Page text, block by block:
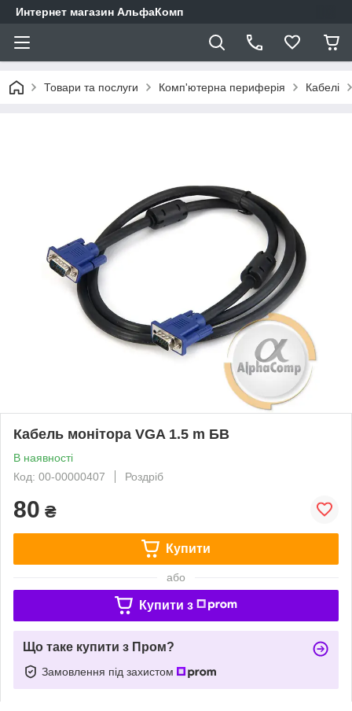
Интернет магазин АльфаКомп
Товари та послуги Комп'ютерна периферія Кабелі
Кабель монітора VGA 1.5 m БВ
В наявності
Код: 00-00000407
Роздріб
80 ₴
Купити
або
Купити з
Що таке купити з Пром?
Замовлення під захистом